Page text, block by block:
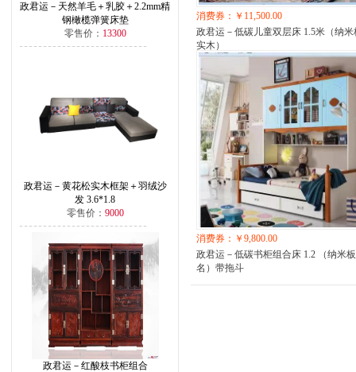
政君运－天然羊毛＋乳胶＋2.2mm精
钢橄榄弹簧床垫
零售价： 13300
政君运－黄花松实木框架＋羽绒沙
发 3.6*1.8
零售价： 9000
政君运－红酸枝书柜组合
消费券：￥11,500.00
政君运－低碳儿童双层床 1.5米（纳米
实木）
消费券：￥9,800.00
政君运－低碳书柜组合床 1.2 （纳米
名）带拖斗